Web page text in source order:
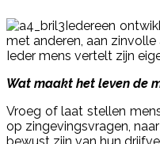
Iedereen
met anderen, aan
Ieder mens vertelt zijn
Wat maakt het leven de
Vroeg of laat stellen
op zingevingsvragen,